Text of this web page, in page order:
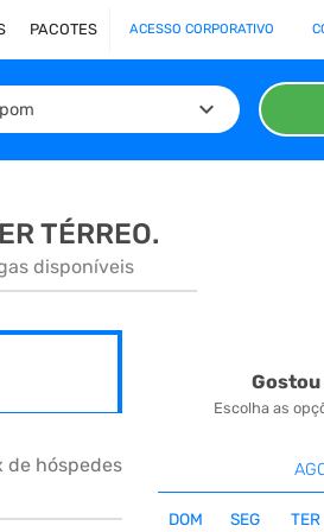
PACOTES ACESSO CORPORATIVO
keyboard_arrow_down
TÉRREO.
disponíveis
de hóspedes
Gostou
Escolha as
DOM SEG TER